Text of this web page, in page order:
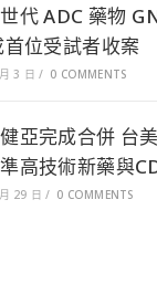
代 ADC 藥物
首位受試者收案
3 日 / 0 COMMENTS
亞完成合併 台
高技術新藥與
29 日 / 0 COMMENTS